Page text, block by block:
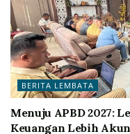
BERITA LEMBATA
Menuju APBD 2027:
Keuangan Lebih